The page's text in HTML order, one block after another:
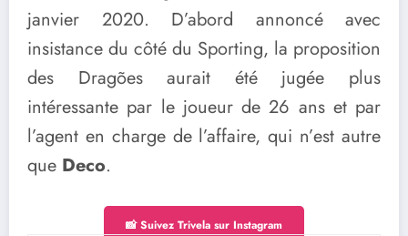
janvier 2020. D’abord annoncé avec
insistance du côté du Sporting, la proposition
des Dragões aurait été jugée plus
intéressante par le joueur de 26 ans et par
l’agent en charge de l’affaire, qui n’est autre
que Deco.
📸 Suivez Trivela sur Instagram